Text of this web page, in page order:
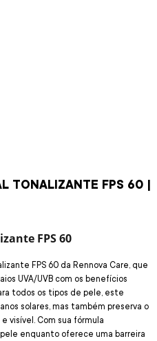
TONALIZANTE FPS 60 |
FPS 60
FPS 60 da Rennova Care, que
UVA/UVB com os benefícios
todos os tipos de pele, este
solares, mas também preserva o
visível. Com sua fórmula
enquanto oferece uma barreira